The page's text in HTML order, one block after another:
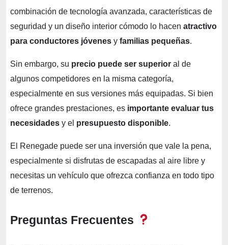
combinación de tecnología avanzada, características de
seguridad y un diseño interior cómodo lo hacen atractivo
para conductores jóvenes y familias pequeñas.
Sin embargo, su precio puede ser superior al de
algunos competidores en la misma categoría,
especialmente en sus versiones más equipadas. Si bien
ofrece grandes prestaciones, es importante evaluar tus
necesidades y el presupuesto disponible.
El Renegade puede ser una inversión que vale la pena,
especialmente si disfrutas de escapadas al aire libre y
necesitas un vehículo que ofrezca confianza en todo tipo
de terrenos.
Preguntas Frecuentes